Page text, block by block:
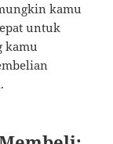
kamu
untuk
kamu